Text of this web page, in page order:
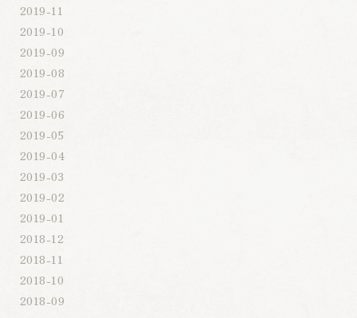
2019-11
2019-10
2019-09
2019-08
2019-07
2019-06
2019-05
2019-04
2019-03
2019-02
2019-01
2018-12
2018-11
2018-10
2018-09